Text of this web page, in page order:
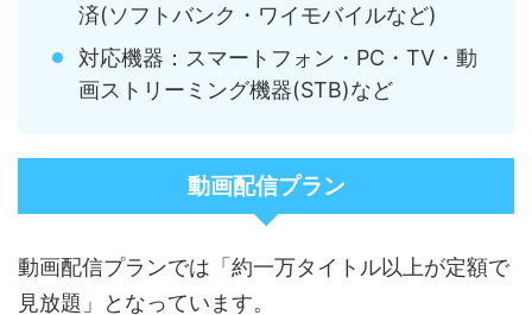
済(ソフトバンク・ワイモバイルなど)
対応機器：スマートフォン・PC・TV・動
画ストリーミング機器(STB)など
動画配信プラン
動画配信プランでは「約一万タイトル以上が定額で
見放題」となっています。